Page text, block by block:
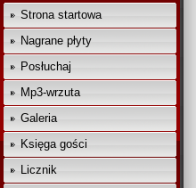
Strona startowa
Nagrane płyty
Posłuchaj
Mp3-wrzuta
Galeria
Księga gości
Licznik